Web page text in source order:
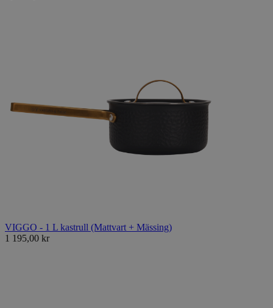
VIGGO - 1 L kastrull (Mattvart + Mässing)
1 195,00 kr